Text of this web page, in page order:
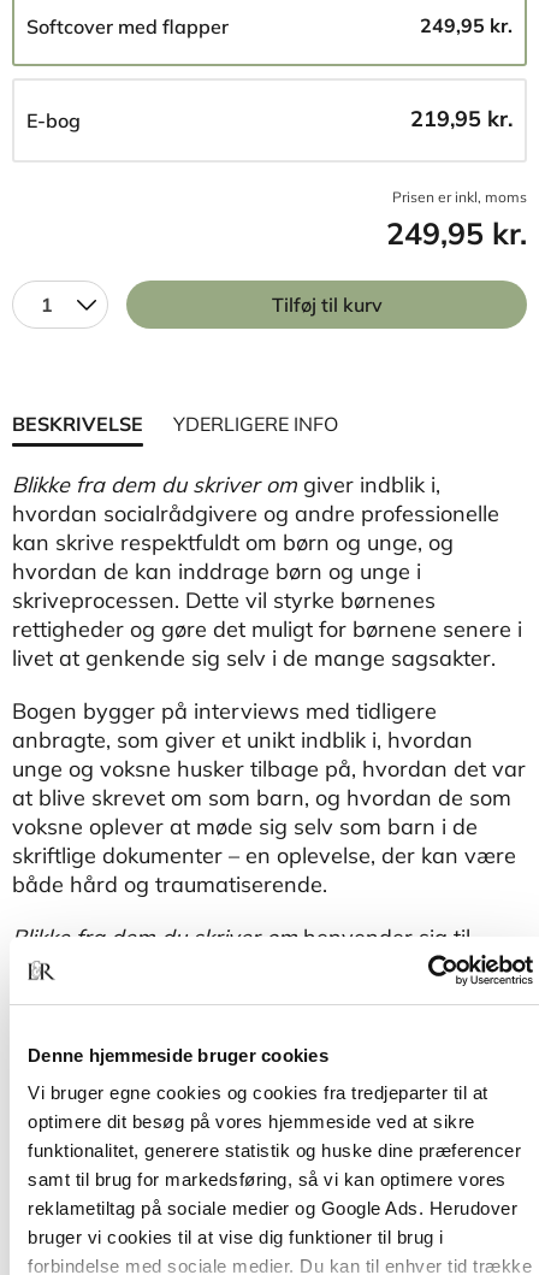
Denne hjemmeside bruger cookies
Vi bruger egne cookies og cookies fra tredjeparter til at
optimere dit besøg på vores hjemmeside ved at sikre
funktionalitet, generere statistik og huske dine præferencer
samt til brug for markedsføring, så vi kan optimere vores
reklametiltag på sociale medier og Google Ads. Herudover
bruger vi cookies til at vise dig funktioner til brug i
forbindelse med sociale medier. Du kan til enhver tid trække
Softcover med flapper 249,95 kr.
E-bog 219,95 kr.
Prisen er inkl, moms
249,95 kr.
1 Tilføj til kurv
BESKRIVELSE YDERLIGERE INFO
Blikke fra dem du skriver om giver indblik i,
hvordan socialrådgivere og andre professionelle
kan skrive respektfuldt om børn og unge, og
hvordan de kan inddrage børn og unge i
skriveprocessen. Dette vil styrke børnenes
rettigheder og gøre det muligt for børnene senere i
livet at genkende sig selv i de mange sagsakter.
Bogen bygger på interviews med tidligere
anbragte, som giver et unikt indblik i, hvordan
unge og voksne husker tilbage på, hvordan det var
at blive skrevet om som barn, og hvordan de som
voksne oplever at møde sig selv som barn i de
skriftlige dokumenter – en oplevelse, der kan være
både hård og traumatiserende.
Blikke fra dem du skriver om henvender sig til
studerende på socialrådgiveruddannelsen. Også
færdiguddannede socialrådgivere, pædagoger,
inspiration til, hvordan man med relativt enkle greb
kan ændre på måden, man skriver om de svære
ting i børn og unges liv med blik for, hvordan
teksten læses af dem, man skriver om.
Guide: Sådan skriver man i børnesager